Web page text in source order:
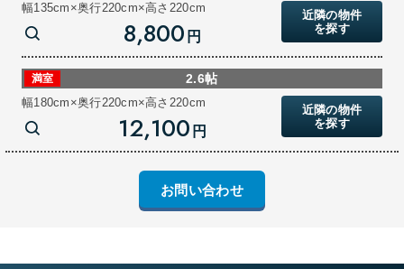
幅135cm×奥行220cm×高さ220cm
8,800 円
近隣の物件
を探す
2.6帖
幅180cm×奥行220cm×高さ220cm
満室
12,100 円
近隣の物件
を探す
お問い合わせ